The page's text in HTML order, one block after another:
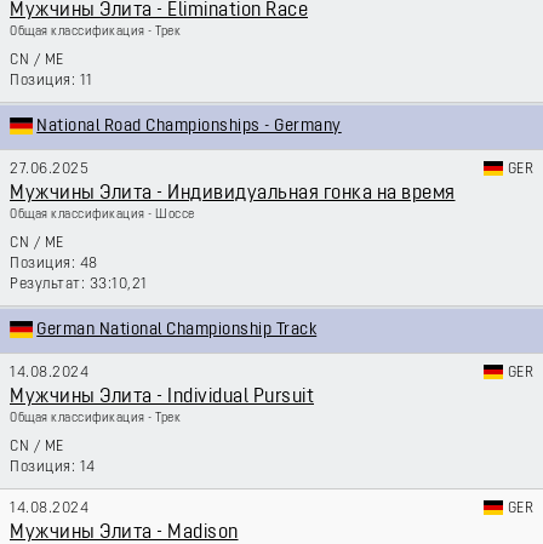
Мужчины Элита - Elimination Race
Общая классификация - Трек
CN / ME
11
National Road Championships - Germany
27.06.2025 GER
Мужчины Элита - Индивидуальная гонка на время
Общая классификация - Шоссе
CN / ME
48
33:10,21
German National Championship Track
14.08.2024 GER
Мужчины Элита - Individual Pursuit
Общая классификация - Трек
CN / ME
14
14.08.2024 GER
Мужчины Элита - Madison